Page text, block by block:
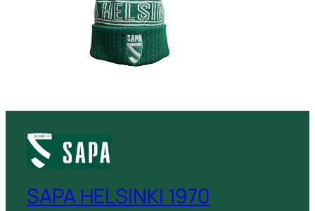
SAPA HELSINKI 1970